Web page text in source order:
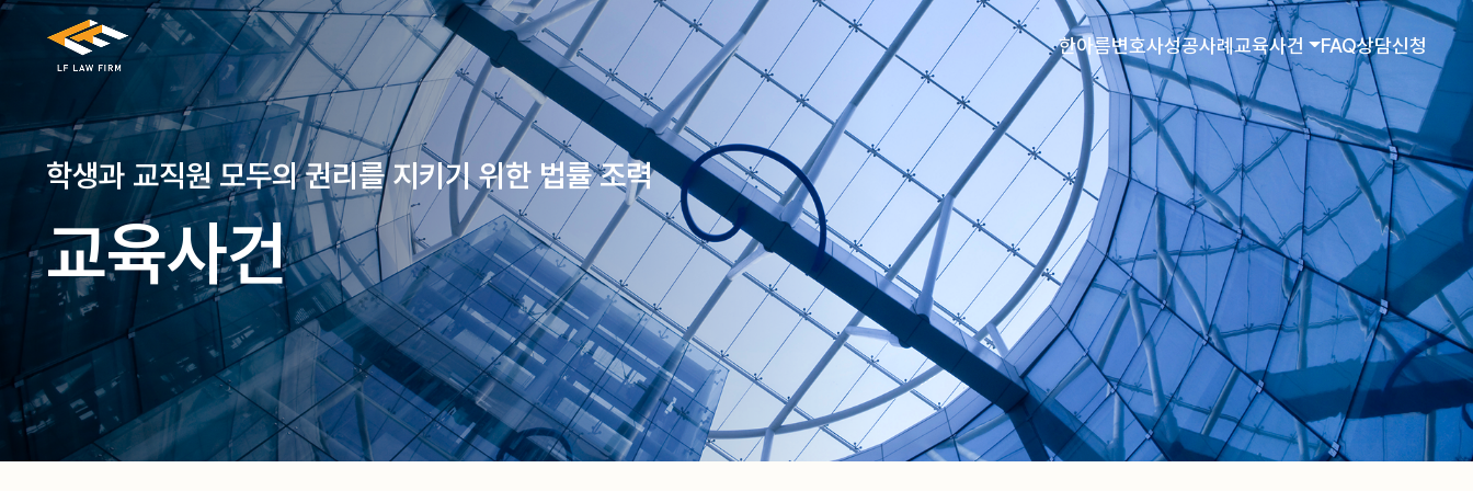
한아름변호사성공사례교육사건 FAQ상담신청
학생과 교직원 모두의 권리를 지키기 위한 법률 조력
교육사건